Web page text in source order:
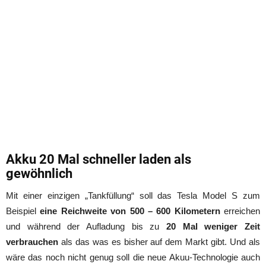
Akku 20 Mal schneller laden als
gewöhnlich
Mit einer einzigen „Tankfüllung“ soll das Tesla Model S zum
Beispieleine Reichweite von 500 – 600 Kilometernerreichen
und während der Aufladung bis zu 20 Mal weniger Zeit
verbrauchen als das was es bisher auf dem Markt gibt. Und als
wäre das noch nicht genug soll die neue Akuu-Technologie auch